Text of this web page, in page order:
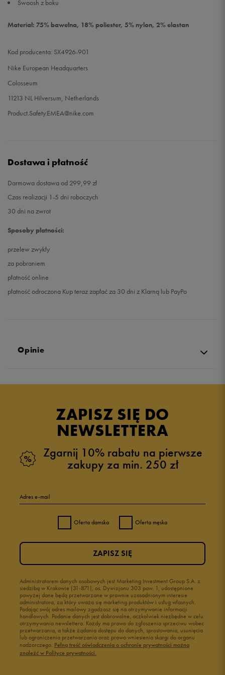
Swoosh z boku
Materiał: 75% bawełna, 18% poliester, 5% nylon, 2% elastan
Kod producenta: SX4926-901
Nike European Headquarters
Colosseum
11213 NL Hilversum, Netherlands
Product.Safety.EMEA@nike.com
Dostawa i płatność
Darmowa dostawa od 299,99 zł
Czas realizacji 1-5 dni roboczych
30 dni na zwrot
Sposoby płatności:
przelew zwykły
za pobraniem
płatność online
płatność odroczona Kup teraz zapłać za 30 dni z Klarną lub PayPo
Opinie
4.9
zebranych i zweryfikowanych przez
4 2%
1 1%
Jak zbieramy opinie?
ZAPISZ SIĘ DO
NEWSLETTERA
Zgarnij 10% rabatu na pierwsze
zakupy za min. 250 zł
Adres e-mail
Oferta damska Oferta męska
Administratorem danych osobowych jest Marketing Investment Group S.A. z
siedzibą w Krakowie (31-871), os. Dywizjonu 303 paw. 1, udostępnione
powyżej dane będą przetwarzane w prawnie uzasadnionym interesie
administratora, za który uważa się marketing produktów i usług własnych.
Podając swój adres mailowy zgadzasz się na otrzymywanie informacji
handlowych. Podanie danych jest dobrowolne, aczkolwiek niezbędne w celu
otrzymywania newslettera. Każdy ma prawo do zgłoszenia sprzeciwu wobec
przetwarzania, a także żądania dostępu do danych, sprostowania, usunięcia
lub ograniczenia przetwarzania oraz prawo wniesienia skargi do organu
nadzorczego. Pełną treść oświadczenia o ochronie prywatności można
znaleźć w Polityce prywatności.
ZAPISZ SIĘ